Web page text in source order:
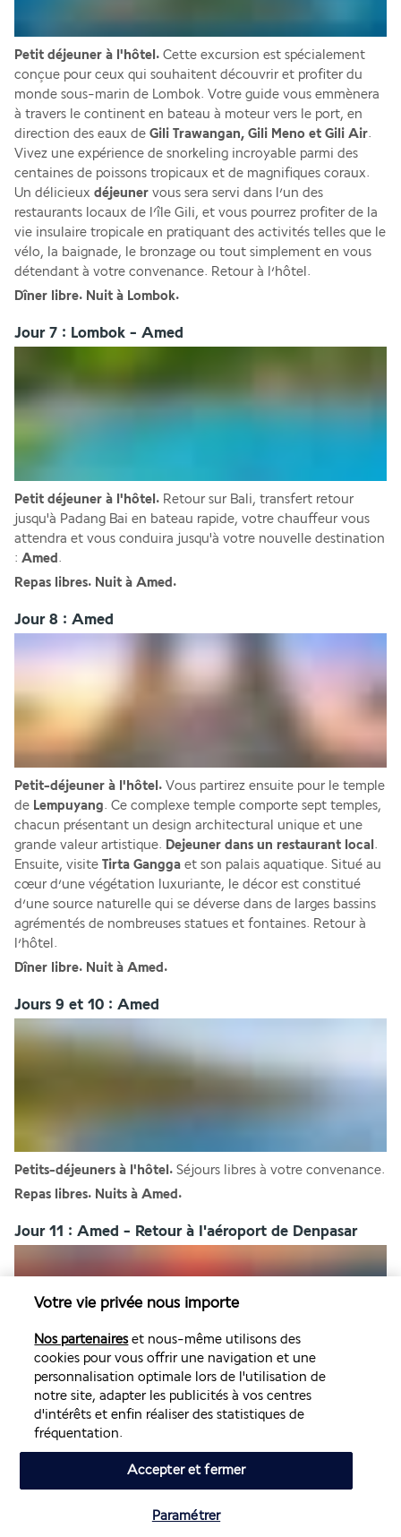
Petit déjeuner à l'hôtel. Cette excursion est spécialement
conçue pour ceux qui souhaitent découvrir et profiter du
monde sous-marin de Lombok. Votre guide vous emmènera
à travers le continent en bateau à moteur vers le port, en
direction des eaux de Gili Trawangan, Gili Meno et Gili Air.
Vivez une expérience de snorkeling incroyable parmi des
centaines de poissons tropicaux et de magnifiques coraux.
Un délicieux déjeuner vous sera servi dans l’un des
restaurants locaux de l’île Gili, et vous pourrez profiter de la
vie insulaire tropicale en pratiquant des activités telles que le
vélo, la baignade, le bronzage ou tout simplement en vous
détendant à votre convenance. Retour à l’hôtel.
Dîner libre. Nuit à Lombok.
Jour 7 : Lombok - Amed
Petit déjeuner à l'hôtel. Retour sur Bali, transfert retour
jusqu'à Padang Bai en bateau rapide, votre chauffeur vous
attendra et vous conduira jusqu'à votre nouvelle destination
: Amed .
Repas libres. Nuit à Amed.
Jour 8 : Amed
Petit-déjeuner à l'hôtel. Vous partirez ensuite pour le temple
de Lempuyang. Ce complexe temple comporte sept temples,
chacun présentant un design architectural unique et une
grande valeur artistique. Dejeuner dans un restaurant local .
Ensuite, visite Tirta Gangga et son palais aquatique. Situé au
cœur d’une végétation luxuriante, le décor est constitué
d’une source naturelle qui se déverse dans de larges bassins
agrémentés de nombreuses statues et fontaines. Retour à
l’hôtel.
Dîner libre. Nuit à Amed.
Jours 9 et 10 : Amed
Petits-déjeuners à l'hôtel. Séjours libres à votre convenance.
Repas libres. Nuits à Amed.
Jour 11 : Amed - Retour à l'aéroport de Denpasar
Petit-déjeuner à l’hôtel. Matinée libre.
Transfert à l’aéroport de Denpasar pour prendre votre vol
retour.
COMBINÉ en 12 ou 14 nuits
Jour 5 : Ubud (repas libres)
Votre vie privée nous importe
Nos partenaireset nous-même utilisons des
cookies pour vous offrir une navigation et une
personnalisation optimale lors de l'utilisation de
notre site, adapter les publicités à vos centres
d'intérêts et enfin réaliser des statistiques de
fréquentation.
Paramétrer
Accepter et fermer